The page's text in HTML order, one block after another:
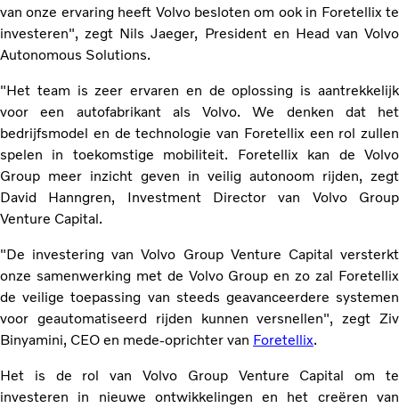
van onze ervaring heeft Volvo besloten om ook in Foretellix te
investeren", zegt Nils Jaeger, President en Head van Volvo
Autonomous Solutions.
"Het team is zeer ervaren en de oplossing is aantrekkelijk
voor een autofabrikant als Volvo. We denken dat het
bedrijfsmodel en de technologie van Foretellix een rol zullen
spelen in toekomstige mobiliteit. Foretellix kan de Volvo
Group meer inzicht geven in veilig autonoom rijden, zegt
David Hanngren, Investment Director van Volvo Group
Venture Capital.
"De investering van Volvo Group Venture Capital versterkt
onze samenwerking met de Volvo Group en zo zal Foretellix
de veilige toepassing van steeds geavanceerdere systemen
voor geautomatiseerd rijden kunnen versnellen", zegt Ziv
Binyamini, CEO en mede-oprichter van Foretellix.
Het is de rol van Volvo Group Venture Capital om te
investeren in nieuwe ontwikkelingen en het creëren van